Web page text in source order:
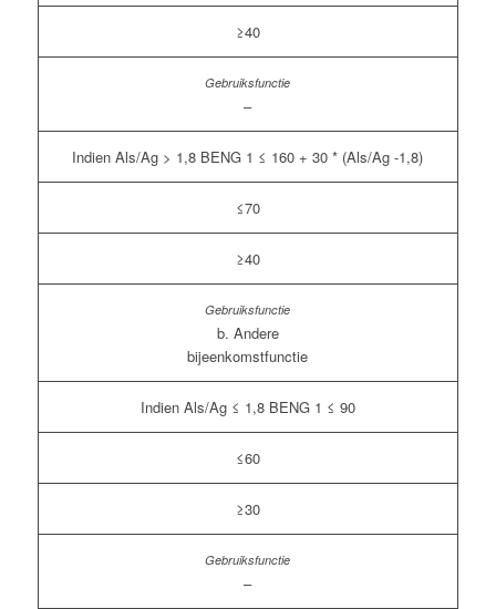
≥40
–
Indien Als/Ag > 1,8 BENG 1 ≤ 160 + 30 * (Als/Ag -1,8)
≤70
≥40
b. Andere
bijeenkomstfunctie
Indien Als/Ag ≤ 1,8 BENG 1 ≤ 90
≤60
≥30
–